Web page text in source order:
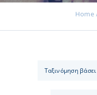
Home
Ταξινόμηση βάσει